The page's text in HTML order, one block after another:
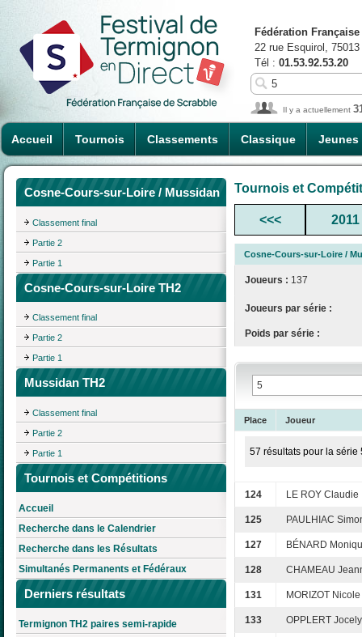
Accueil Tournois Classements Classique Jeunes
Fédération
22 rue Esquirol,
Tél : 01.53.92.53.20
Il y a actuellement
Cosne-Cours-sur-Loire / Mussidan
Classement final
Partie 2
Partie 1
Cosne-Cours-sur-Loire TH2
Classement final
Partie 2
Partie 1
Mussidan TH2
Classement final
Partie 2
Partie 1
Tournois et Compétitions
Accueil
Recherche dans le Calendrier
Recherche dans les Résultats
Simultanés Permanents et Fédéraux
Derniers résultats
Termignon TH2 paires semi-rapide
Tournois et
<<< 2011
Cosne-Cours-sur-Loire /
Joueurs : 137
Joueurs par série :
Poids par série :
Place Joueur
57 résultats pour la série
124 LE ROY Claudie
125 PAULHIAC
127 BÉNARD
128 CHAMEAU
131 MORIZOT Nicole
133 OPPLERT